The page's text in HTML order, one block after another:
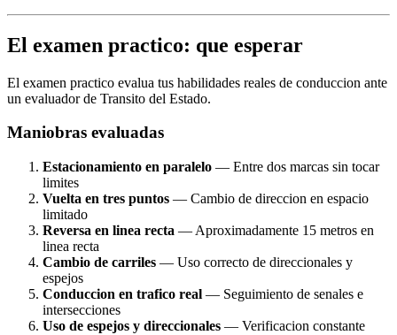
El examen practico: que esperar
El examen practico evalua tus habilidades reales de conduccion ante
un evaluador de Transito del Estado.
Maniobras evaluadas
Estacionamiento en paralelo — Entre dos marcas sin tocar
limites
Vuelta en tres puntos — Cambio de direccion en espacio
limitado
Reversa en linea recta — Aproximadamente 15 metros en
linea recta
Cambio de carriles — Uso correcto de direccionales y
espejos
Conduccion en trafico real — Seguimiento de senales e
intersecciones
Uso de espejos y direccionales — Verificacion constante